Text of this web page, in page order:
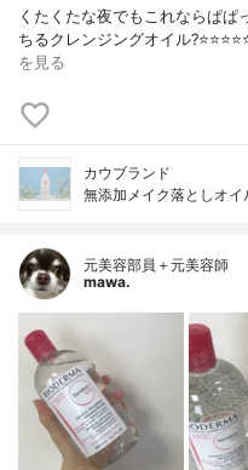
くたくたな夜でもこれならぱぱ
ちるクレンジングオイル
を見る
カウブランド
無添加メイク落としオイ
元美容部員＋元美容師
mawa.